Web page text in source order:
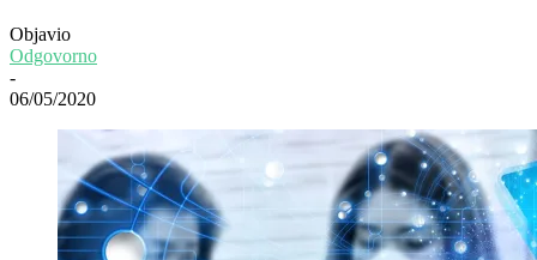
Objavio
Odgovorno
-
06/05/2020